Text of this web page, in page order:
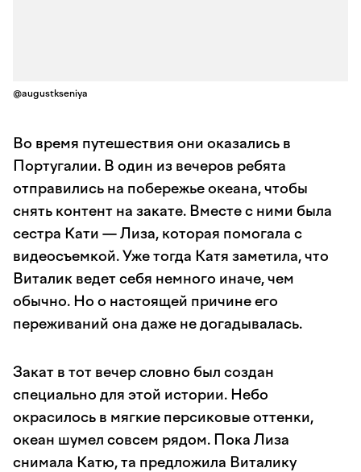
@augustkseniya
Во время путешествия они оказались в
Португалии. В один из вечеров ребята
отправились на побережье океана, чтобы
снять контент на закате. Вместе с ними была
сестра Кати — Лиза, которая помогала с
видеосъемкой. Уже тогда Катя заметила, что
Виталик ведет себя немного иначе, чем
обычно. Но о настоящей причине его
переживаний она даже не догадывалась.
Закат в тот вечер словно был создан
специально для этой истории. Небо
окрасилось в мягкие персиковые оттенки,
океан шумел совсем рядом. Пока Лиза
снимала Катю, та предложила Виталику